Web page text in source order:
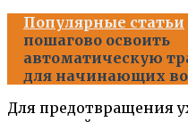
Популярные статьи
пошагово освоить
автоматическую
для начинающих
Для предотвращения